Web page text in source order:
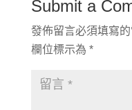
Submit a
發佈留言必須填寫
欄位標示為 *